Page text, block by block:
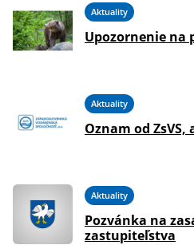
Aktuality
Upozornenie na
Aktuality
Oznam od ZsVS,
Aktuality
Pozvánka na
zastupiteľstva